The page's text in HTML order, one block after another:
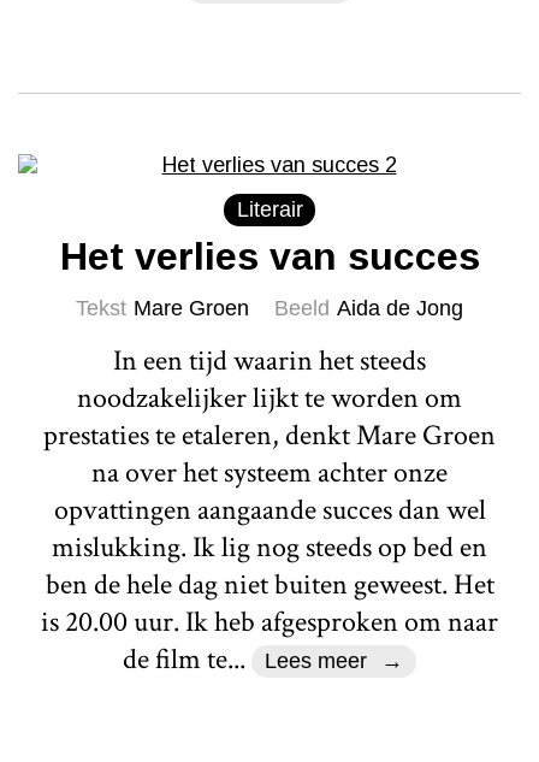
Literair
Het verlies van succes
Tekst Mare Groen Beeld Aida de Jong
In een tijd waarin het steeds
noodzakelijker lijkt te worden om
prestaties te etaleren, denkt Mare Groen
na over het systeem achter onze
opvattingen aangaande succes dan wel
mislukking. Ik lig nog steeds op bed en
ben de hele dag niet buiten geweest. Het
is 20.00 uur. Ik heb afgesproken om naar
de film te...
Lees meer